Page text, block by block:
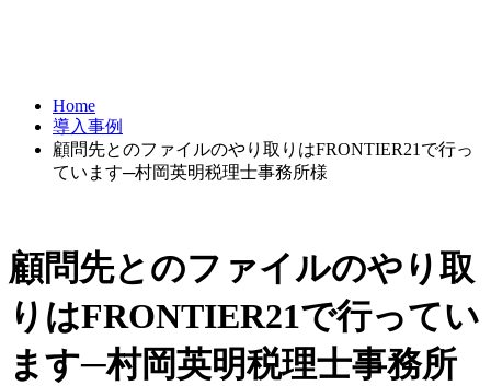
Home
導入事例
顧問先とのファイルのやり取りはFRONTIER21で行っ
ています─村岡英明税理士事務所様
顧問先とのファイルのやり取
りはFRONTIER21で行ってい
ます─村岡英明税理士事務所